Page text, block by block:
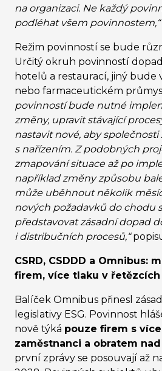
na organizaci. Ne každý
podléhat všem povinnostem,“
Režim povinností se bude
Určitý okruh povinností
hotelů a restaurací, jiný bude
nebo farmaceutickém
povinností bude nutné
změny, upravit stávající
nastavit nové, aby společnosti
s nařízením. Z podobných
zmapování situace až po
například změny způsobu
může uběhnout několik
nových požadavků do chodu
představovat zásadní dopad
i distribučních procesů,“
CSRD, CSDDD a Omnibus:
firem, více tlaku v řetězcích
Balíček Omnibus přinesl
legislativy ESG. Povinnost
nově týká pouze firem s
zaměstnanci a obratem
první zprávy se posouvají až